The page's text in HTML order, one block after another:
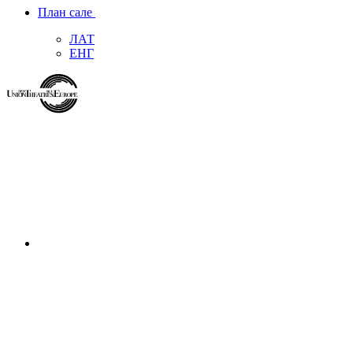
План сале
ЛАТ
ЕНГ